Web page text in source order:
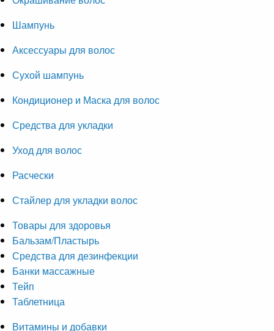
Шампунь
Аксессуары для волос
Сухой шампунь
Кондиционер и Маска для волос
Средства для укладки
Уход для волос
Расчески
Стайлер для укладки волос
Товары для здоровья
Бальзам/Пластырь
Средства для дезинфекции
Банки массажные
Тейп
Таблетница
Витамины и добавки